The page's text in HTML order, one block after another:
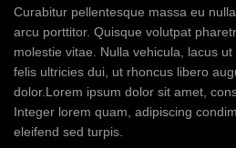
Curabitur pellentesque massa eu
arcu porttitor. Quisque volutpat
molestie vitae. Nulla vehicula, lacus
felis ultricies dui, ut rhoncus libero
dolor.Lorem ipsum dolor sit amet,
Integer lorem quam, adipiscing
eleifend sed turpis.